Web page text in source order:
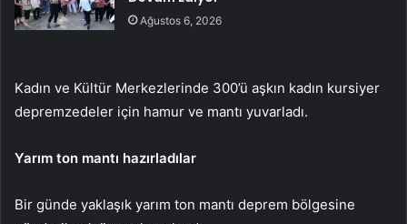
Ağustos 6, 2026
Kadın ve Kültür Merkezlerinde 300’ü aşkın kadın kursiyer
depremzedeler için hamur ve mantı yuvarladı.
Yarım ton mantı hazırladılar
Bir günde yaklaşık yarım ton mantı deprem bölgesine